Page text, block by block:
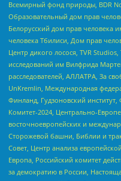
Всемирный фонд природы, BDR
Образовательный дом прав
Белорусский дом прав человека
человека Тбилиси, Дом прав
Центр дикого лосося, TVR
исследований им Вилфрида
расследователей, АЛЛАТРА, За
UnKremlin, Международная
Финланд, Гудзоновский
Комитет-2024, Центрально-
восточноевропейских и
Сторожевой башни, Библии и
Совет, Центр анализа
Европа, Российский комитет
за демократию в России,